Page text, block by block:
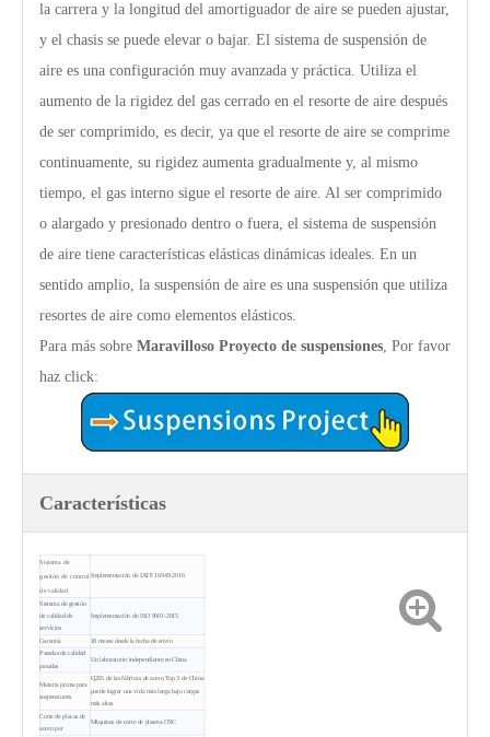
la carrera y la longitud del amortiguador de aire se pueden ajustar,
y el chasis se puede elevar o bajar. El sistema de suspensión de
aire es una configuración muy avanzada y práctica. Utiliza el
aumento de la rigidez del gas cerrado en el resorte de aire después
de ser comprimido, es decir, ya que el resorte de aire se comprime
continuamente, su rigidez aumenta gradualmente y, al mismo
tiempo, el gas interno sigue el resorte de aire. Al ser comprimido
o alargado y presionado dentro o fuera, el sistema de suspensión
de aire tiene características elásticas dinámicas ideales. En un
sentido amplio, la suspensión de aire es una suspensión que utiliza
resortes de aire como elementos elásticos.
Para más sobre Maravilloso Proyecto de suspensiones, Por favor
haz click:
Características
Sistema de
gestión de control
de calidad
Implementación de IATF 16949-2016
Sistema de gestión
de calidad de
servicios
Implementación de ISO 9001-2015
Garantía 18 meses desde la fecha de envío
Pasadas de calidad
pasadas
Un laboratorio independiente en China
Materia prima para
suspensiones
Q235 de las fábricas de acero Top 3 de China
puede lograr una vida más larga bajo cargas
más altas
Corte de placas de
acero por
Máquinas de corte de plasma CNC